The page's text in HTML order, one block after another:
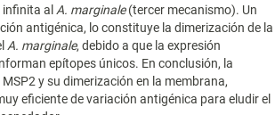
al A. marginale(tercer mecanismo). Un
antigénica, lo constituye la dimerización de la
A. marginale, debido a que la expresión
epítopes únicos. En conclusión, la
y su dimerización en la membrana,
eficiente de variación antigénica para eludir el